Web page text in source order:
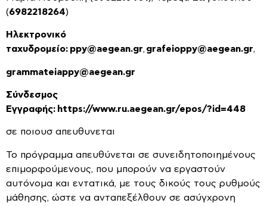
(6982218264)
Ηλεκτρονικό
ταχυδρομείο: ppy@aegean.gr, grafeioppy@aegean.gr,
grammateiappy@aegean.gr
Σύνδεσμος
Εγγραφής: https://www.ru.aegean.gr/epos/?id=448
σε ποιουσ απευθυνεται
Το πρόγραμμα απευθύνεται σε συνειδητοποιημένους
επιμορφούμενους, που μπορούν να εργαστούν
αυτόνομα και εντατικά, με τους δικούς τους ρυθμούς
μάθησης, ώστε να ανταπεξέλθουν σε ασύγχρονη